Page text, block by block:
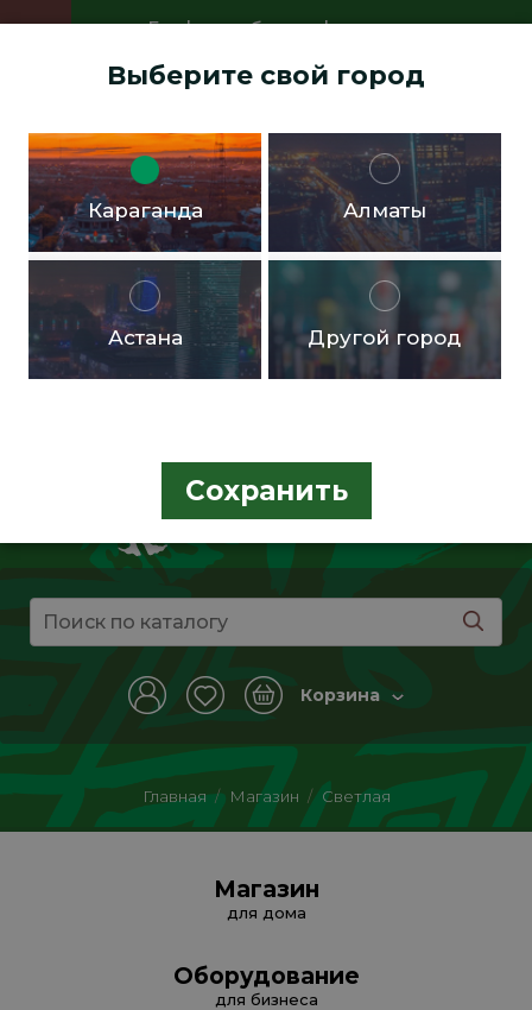
График работы офисов:
13:00 до 14:00 Суббота, воскресенье -
Доставка бесплатная в черте города от 10.000тг!
Корзина
Главная / Магазин / Светлая
Магазин
для дома
Оборудование
для бизнеса
Выберите свой город
Караганда Алматы
Астана Другой город
Сохранить